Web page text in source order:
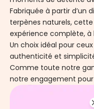
Fabriquée à partir d’un
terpènes naturels,
expérience complète,
Un choix idéal pour
authenticité et
Comme toute notre
notre engagement